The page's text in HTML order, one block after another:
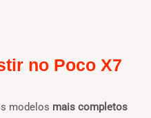
no Poco X7
modelos mais completos